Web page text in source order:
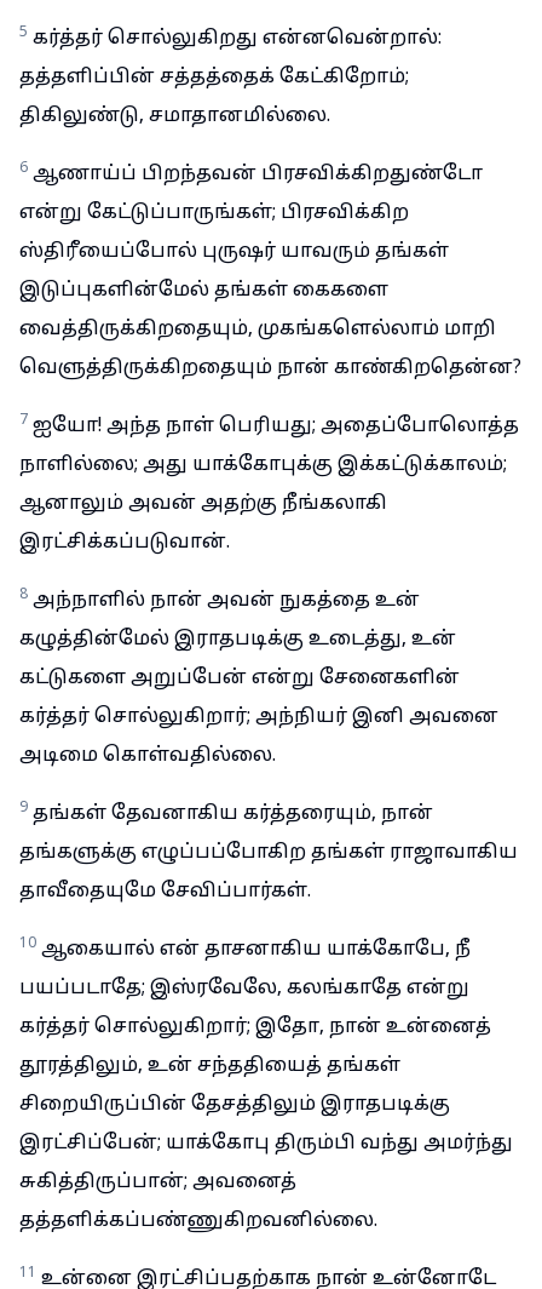
5 கர்த்தர் சொல்லுகிறது என்னவென்றால்:
தத்தளிப்பின் சத்தத்தைக் கேட்கிறோம்;
திகிலுண்டு, சமாதானமில்லை.
6 ஆணாய்ப் பிறந்தவன் பிரசவிக்கிறதுண்டோ
என்று கேட்டுப்பாருங்கள்; பிரசவிக்கிற
ஸ்திரீயைப்போல் புருஷர் யாவரும் தங்கள்
இடுப்புகளின்மேல் தங்கள் கைகளை
வைத்திருக்கிறதையும், முகங்களெல்லாம் மாறி
வெளுத்திருக்கிறதையும் நான் காண்கிறதென்ன?
7 ஐயோ! அந்த நாள் பெரியது; அதைப்போலொத்த
நாளில்லை; அது யாக்கோபுக்கு இக்கட்டுக்காலம்;
ஆனாலும் அவன் அதற்கு நீங்கலாகி
இரட்சிக்கப்படுவான்.
8 அந்நாளில் நான் அவன் நுகத்தை உன்
கழுத்தின்மேல் இராதபடிக்கு உடைத்து, உன்
கட்டுகளை அறுப்பேன் என்று சேனைகளின்
கர்த்தர் சொல்லுகிறார்; அந்நியர் இனி அவனை
அடிமை கொள்வதில்லை.
9 தங்கள் தேவனாகிய கர்த்தரையும், நான்
தங்களுக்கு எழுப்பப்போகிற தங்கள் ராஜாவாகிய
தாவீதையுமே சேவிப்பார்கள்.
10 ஆகையால் என் தாசனாகிய யாக்கோபே, நீ
பயப்படாதே; இஸ்ரவேலே, கலங்காதே என்று
கர்த்தர் சொல்லுகிறார்; இதோ, நான் உன்னைத்
தூரத்திலும், உன் சந்ததியைத் தங்கள்
சிறையிருப்பின் தேசத்திலும் இராதபடிக்கு
இரட்சிப்பேன்; யாக்கோபு திரும்பி வந்து அமர்ந்து
சுகித்திருப்பான்; அவனைத்
தத்தளிக்கப்பண்ணுகிறவனில்லை.
11 உன்னை இரட்சிப்பதற்காக நான் உன்னோடே